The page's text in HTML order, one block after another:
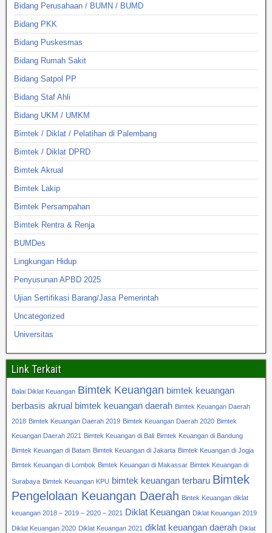
Bidang Perusahaan / BUMN / BUMD
Bidang PKK
Bidang Puskesmas
Bidang Rumah Sakit
Bidang Satpol PP
Bidang Staf Ahli
Bidang UKM / UMKM
Bimtek / Diklat / Pelatihan di Palembang
Bimtek / Diklat DPRD
Bimtek Akrual
Bimtek Lakip
Bimtek Persampahan
Bimtek Rentra & Renja
BUMDes
Lingkungan Hidup
Penyusunan APBD 2025
Ujian Sertifikasi Barang/Jasa Pemerintah
Uncategorized
Universitas
Link Terkait
Balai Diklat Keuangan Bimtek Keuangan bimtek keuangan
berbasis akrual bimtek keuangan daerah Bimtek Keuangan Daerah
2018 Bimtek Keuangan Daerah 2019 Bimtek Keuangan Daerah 2020 Bimtek
Keuangan Daerah 2021 Bimtek Keuangan di Bali Bimtek Keuangan di Bandung
Bimtek Keuangan di Batam Bimtek Keuangan di Jakarta Bimtek Keuangan di Jogja
Bimtek Keuangan di Lombok Bimtek Keuangan di Makassar Bimtek Keuangan di
Surabaya Bimtek Keuangan KPU bimtek keuangan terbaru Bimtek
Pengelolaan Keuangan Daerah Bintek Keuangan diklat
keuangan 2018 – 2019 – 2020 – 2021 Diklat Keuangan Diklat Keuangan 2019
Diklat Keuangan 2020 Diklat Keuangan 2021 diklat keuangan daerah Diklat